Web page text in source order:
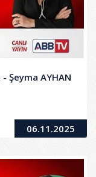
Şeyma AYHAN
06.11.2025